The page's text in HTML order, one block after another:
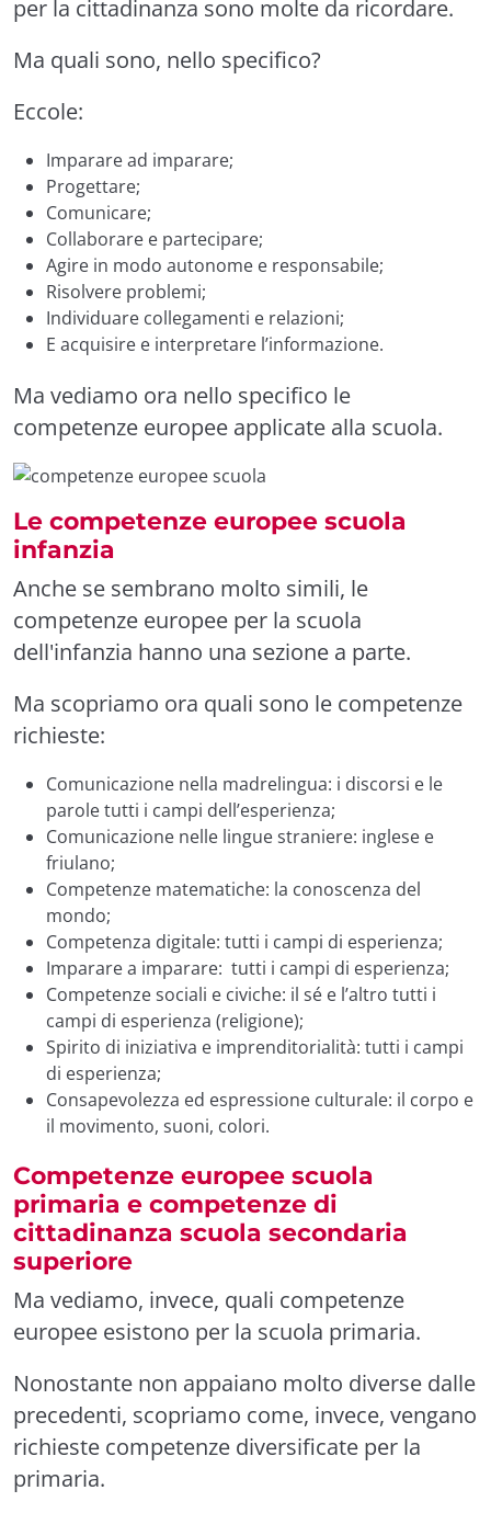
per la cittadinanza sono molte da ricordare.
Ma quali sono, nello specifico?
Eccole:
Imparare ad imparare;
Progettare;
Comunicare;
Collaborare e partecipare;
Agire in modo autonome e responsabile;
Risolvere problemi;
Individuare collegamenti e relazioni;
E acquisire e interpretare l’informazione.
Ma vediamo ora nello specifico le
competenze europee applicate alla scuola.
Le competenze europee scuola
infanzia
Anche se sembrano molto simili, le
competenze europee per la scuola
dell'infanzia hanno una sezione a parte.
Ma scopriamo ora quali sono le competenze
richieste:
Comunicazione nella madrelingua: i discorsi e le
parole tutti i campi dell’esperienza;
Comunicazione nelle lingue straniere: inglese e
friulano;
Competenze matematiche: la conoscenza del
mondo;
Competenza digitale: tutti i campi di esperienza;
Imparare a imparare: tutti i campi di esperienza;
Competenze sociali e civiche: il sé e l’altro tutti i
campi di esperienza (religione);
Spirito di iniziativa e imprenditorialità: tutti i campi
di esperienza;
Consapevolezza ed espressione culturale: il corpo e
il movimento, suoni, colori.
Competenze europee scuola
primaria e competenze di
cittadinanza scuola secondaria
superiore
Ma vediamo, invece, quali competenze
europee esistono per la scuola primaria.
Nonostante non appaiano molto diverse dalle
precedenti, scopriamo come, invece, vengano
richieste competenze diversificate per la
primaria.